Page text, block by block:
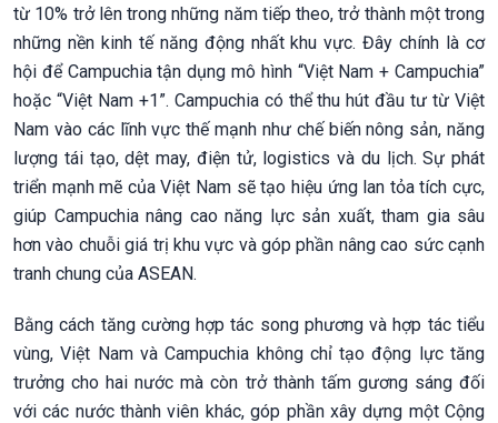
từ 10% trở lên trong những năm tiếp theo, trở thành một trong
những nền kinh tế năng động nhất khu vực. Đây chính là cơ
hội để Campuchia tận dụng mô hình “Việt Nam + Campuchia”
hoặc “Việt Nam +1”. Campuchia có thể thu hút đầu tư từ Việt
Nam vào các lĩnh vực thế mạnh như chế biến nông sản, năng
lượng tái tạo, dệt may, điện tử, logistics và du lịch. Sự phát
triển mạnh mẽ của Việt Nam sẽ tạo hiệu ứng lan tỏa tích cực,
giúp Campuchia nâng cao năng lực sản xuất, tham gia sâu
hơn vào chuỗi giá trị khu vực và góp phần nâng cao sức cạnh
tranh chung của ASEAN.
Bằng cách tăng cường hợp tác song phương và hợp tác tiểu
vùng, Việt Nam và Campuchia không chỉ tạo động lực tăng
trưởng cho hai nước mà còn trở thành tấm gương sáng đối
với các nước thành viên khác, góp phần xây dựng một Cộng